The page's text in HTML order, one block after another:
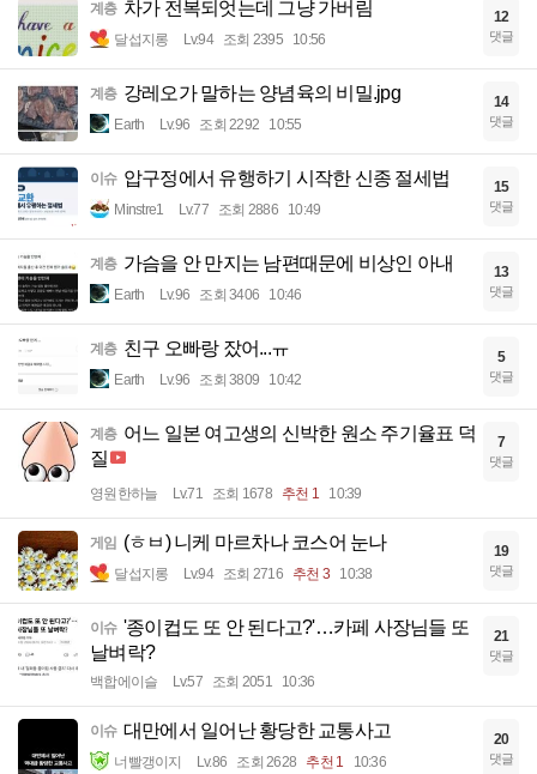
계층 차가 전복되엇는데 그냥 가버림
달섭지롱 Lv.94 조회 2395 10:56
12
댓글
계층 강레오가 말하는 양념육의 비밀.jpg
Earth Lv.96 조회 2292 10:55
14
댓글
이슈 압구정에서 유행하기 시작한 신종 절세법
Minstre1 Lv.77 조회 2886 10:49
15
댓글
계층 가슴을 안 만지는 남편때문에 비상인 아내
Earth Lv.96 조회 3406 10:46
13
댓글
계층 친구 오빠랑 잤어...ㅠ
Earth Lv.96 조회 3809 10:42
5
댓글
계층 어느 일본 여고생의 신박한 원소 주기율표 덕
질
영원한하늘 Lv.71 조회 1678 추천 1 10:39
7
댓글
게임 (ㅎㅂ) 니케 마르차나 코스어 눈나
달섭지롱 Lv.94 조회 2716 추천 3 10:38
19
댓글
이슈 '종이컵도 또 안 된다고?'…카페 사장님들 또
날벼락?
백합에이슬 Lv.57 조회 2051 10:36
21
댓글
이슈 대만에서 일어난 황당한 교통사고
너빨갱이지 Lv.86 조회 2628 추천 1 10:36
20
댓글